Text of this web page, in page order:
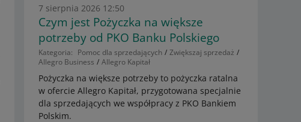
7 sierpnia 2026 12:50
Czym jest Pożyczka na większe
potrzeby od PKO Banku Polskiego
Kategoria: Pomoc dla sprzedających
Zwiększaj sprzedaż
Allegro Business
Allegro Kapitał
Pożyczka na większe potrzeby to pożyczka ratalna
w ofercie Allegro Kapitał, przygotowana specjalnie
dla sprzedających we współpracy z PKO Bankiem
Polskim.